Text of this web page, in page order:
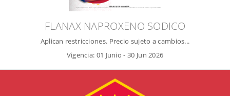
FLANAX NAPROXENO SODICO
Aplican restricciones. Precio sujeto a cambios...
Vigencia: 01 Junio - 30 Jun 2026